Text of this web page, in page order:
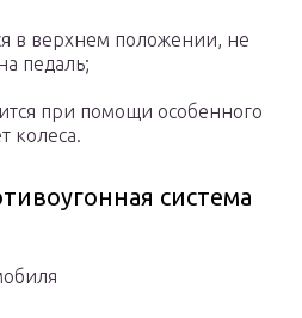
в верхнем положении, не
педаль;
при помощи особенного
колеса.
система